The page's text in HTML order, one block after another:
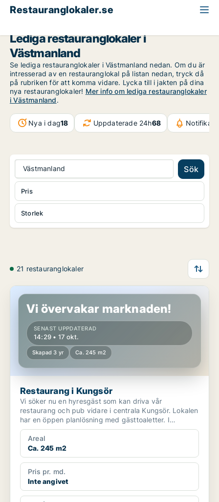
Restauranglokaler.se
Lediga restauranglokaler i
Västmanland
Se lediga restauranglokaler i Västmanland nedan. Om du är
intresserad av en restauranglokal på listan nedan, tryck då
på rubriken för att komma vidare. Lycka till i jakten på dina
nya restauranglokaler! Mer info om lediga restauranglokaler
i Västmanland.
Nya i dag18 Uppdaterade 24h68
Västmanland Sök
Storlek
Pris
21 restauranglokaler
Restaurang i Kungsör
Vi övervakar marknaden!
SENAST UPPDATERAD
14:29 • 17 okt.
Skapad 3 yr Ca. 245 m2
Restaurang i Kungsör
Vi söker nu en hyresgäst som kan driva vår
restaurang och pub vidare i centrala Kungsör. Lokalen
har en öppen planlösning med gästtoaletter. I
personalde...
Areal
Ca. 245 m2
Pris pr. md.
Inte angivet